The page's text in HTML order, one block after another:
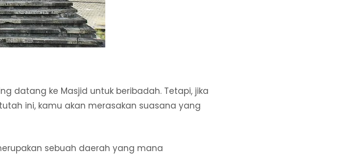
datang ke Masjid untuk beribadah. Tetapi, jika
ini, kamu akan merasakan suasana yang
sebuah daerah yang mana